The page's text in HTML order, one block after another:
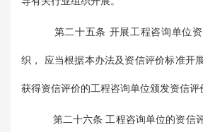
第二十五条 开展工程咨询单位资
织， 应当根据本办法及资信评价标准开
获得资信评价的工程咨询单位颁发资信评
第二十六条 工程咨询单位的资信